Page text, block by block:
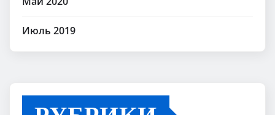
Июль 2019